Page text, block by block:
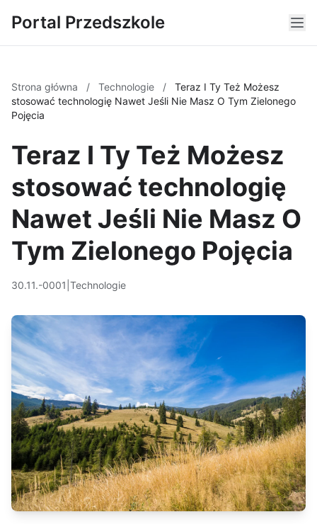
Portal Przedszkole
Strona główna / Technologie /
Teraz I Ty Też Możesz
stosować technologię Nawet Jeśli Nie Masz O Tym Zielonego
Pojęcia
Teraz I Ty Też Możesz
stosować technologię
Nawet Jeśli Nie Masz O
Tym Zielonego Pojęcia
30.11.-0001 Technologie